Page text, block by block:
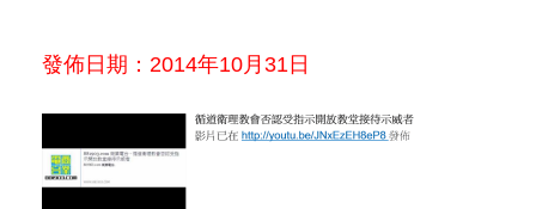
發佈日期：2014年10月31日